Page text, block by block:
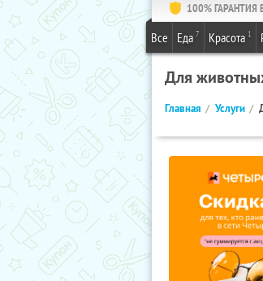
100% ГАРАНТИЯ
Все Еда 7 Красота 1
Для
Главная Услуги